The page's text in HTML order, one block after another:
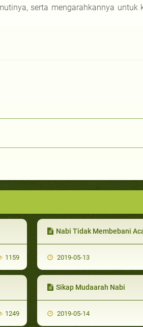
serta mengarahkannya untuk
1159
Nabi Tidak Membebani
2019-05-13
1249
Sikap Mudaarah Nabi
2019-05-14